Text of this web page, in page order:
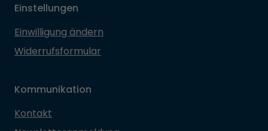
Einstellungen
Einwilligung ändern
Widerrufsformular
Kommunikation
Kontakt